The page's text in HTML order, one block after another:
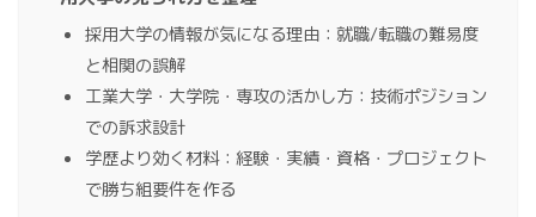
採用大学の情報が気になる理由：就職/転職の難易度
と相関の誤解
工業大学・大学院・専攻の活かし方：技術ポジション
での訴求設計
学歴より効く材料：経験・実績・資格・プロジェクト
で勝ち組要件を作る